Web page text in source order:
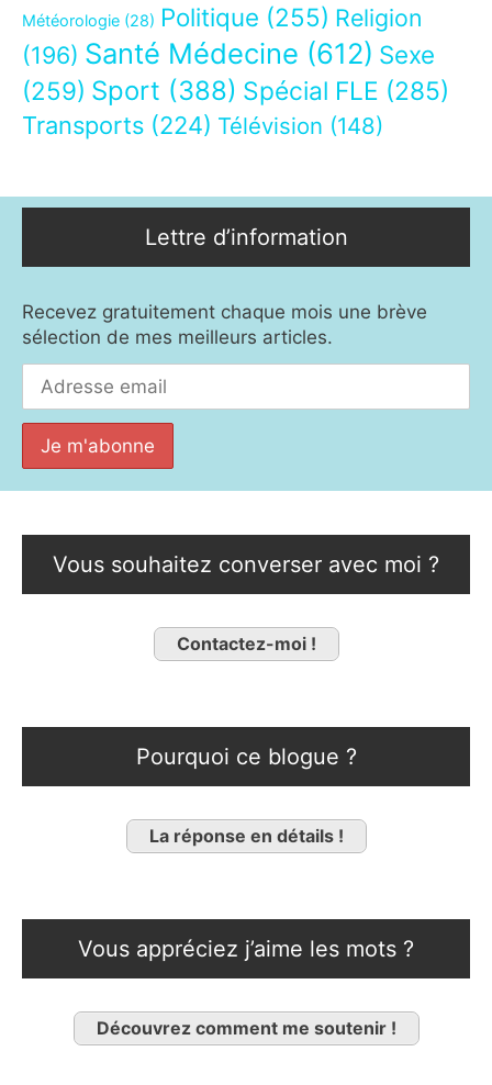
Météorologie (28) Politique (255) Religion
(196) Santé Médecine (612) Sexe
(259) Sport (388) Spécial FLE (285)
Transports (224) Télévision (148)
Lettre d’information
Recevez gratuitement chaque mois une brève
sélection de mes meilleurs articles.
Vous souhaitez converser avec moi ?
Contactez-moi !
Pourquoi ce blogue ?
La réponse en détails !
Vous appréciez j’aime les mots ?
Découvrez comment me soutenir !